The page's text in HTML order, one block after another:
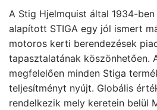
A Stig Hjelmquist által 1934-
alapított STIGA egy jól ismert
motoros kerti berendezések
tapasztalatának köszönhetően.
megfelelően minden Stiga
teljesítményt nyújt. Globális
rendelkezik mely keretein belül